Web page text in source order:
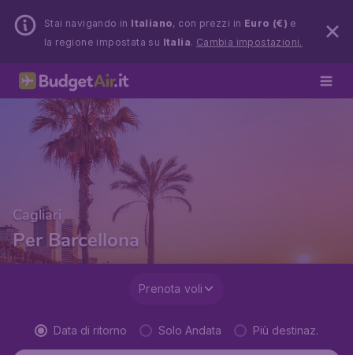
Stai navigando in Italiano, con prezzi in Euro (€) e
la regione impostata su Italia. Cambia impostazioni.
Cagliari
Per Barcellona
Prenota voli
Data di ritorno Solo Andata Più destinaz.